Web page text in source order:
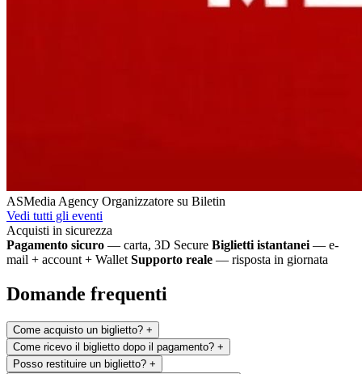
ASMedia Agency Organizzatore su Biletin
Vedi tutti gli eventi
Acquisti in sicurezza
Pagamento sicuro — carta, 3D Secure Biglietti istantanei — e-
mail + account + Wallet Supporto reale — risposta in giornata
Domande frequenti
Come acquisto un biglietto? +
Come ricevo il biglietto dopo il pagamento? +
Posso restituire un biglietto? +